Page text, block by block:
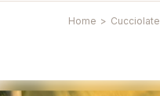
Home > Cucciolate